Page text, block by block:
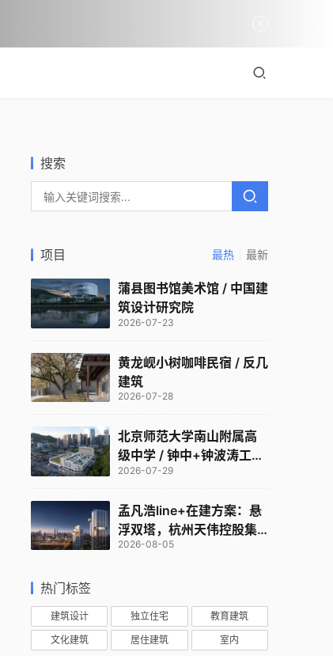
搜索
项目 最热 最新
蒲县图书馆美术馆 / 中国建
筑设计研究院
2026-07-23
黄龙岘小树咖啡民宿 / 反几
建筑
2026-07-28
北京师范大学南山附属高
级中学 / 钟中+钟波涛工作
室
2026-07-29
孟凡浩line+在建方案：悬
浮双塔，杭州天伟控股集
团总部
2026-08-05
热门标签
建筑设计 独立住宅 教育建筑
文化建筑 居住建筑 室内